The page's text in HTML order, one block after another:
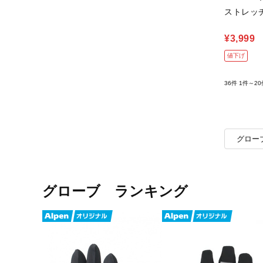
ストレッ
¥3,999
値下げ
36件 1件～20
グロー
グローブ ランキング